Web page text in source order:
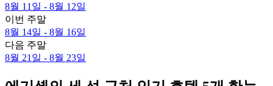
8월 11일 - 8월 12일
이번 주말
8월 14일 - 8월 16일
다음 주말
8월 21일 - 8월 23일